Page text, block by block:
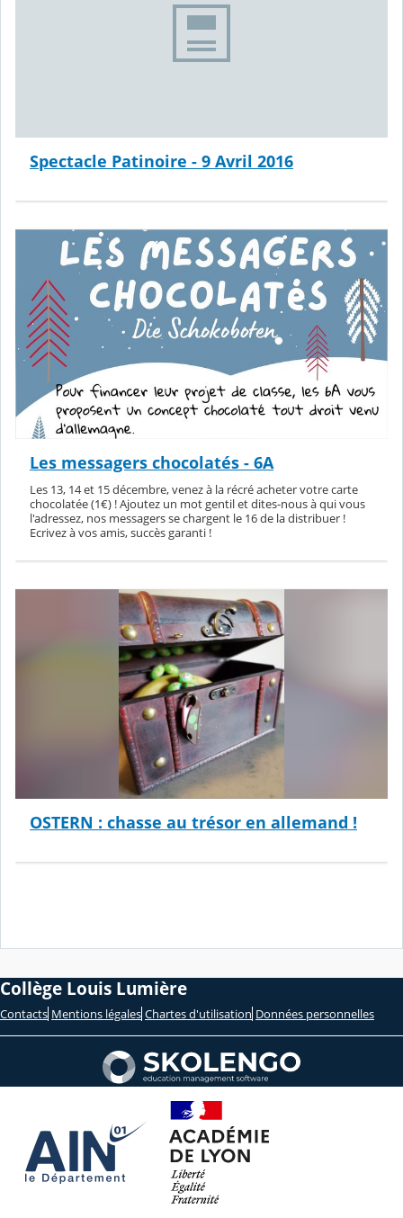
Spectacle Patinoire - 9 Avril 2016
Les messagers chocolatés - 6A
Les 13, 14 et 15 décembre, venez à la récré acheter votre carte
chocolatée (1€) ! Ajoutez un mot gentil et dites-nous à qui vous
l'adressez, nos messagers se chargent le 16 de la distribuer !
Ecrivez à vos amis, succès garanti !
OSTERN : chasse au trésor en allemand !
Collège Louis Lumière
Contacts Mentions légales Chartes d'utilisation Données personnelles